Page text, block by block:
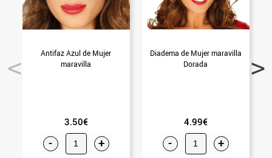
Antifaz Azul de Mujer
maravilla
3.50€
- +
Diadema de Mujer maravilla
Dorada
4.99€
- +